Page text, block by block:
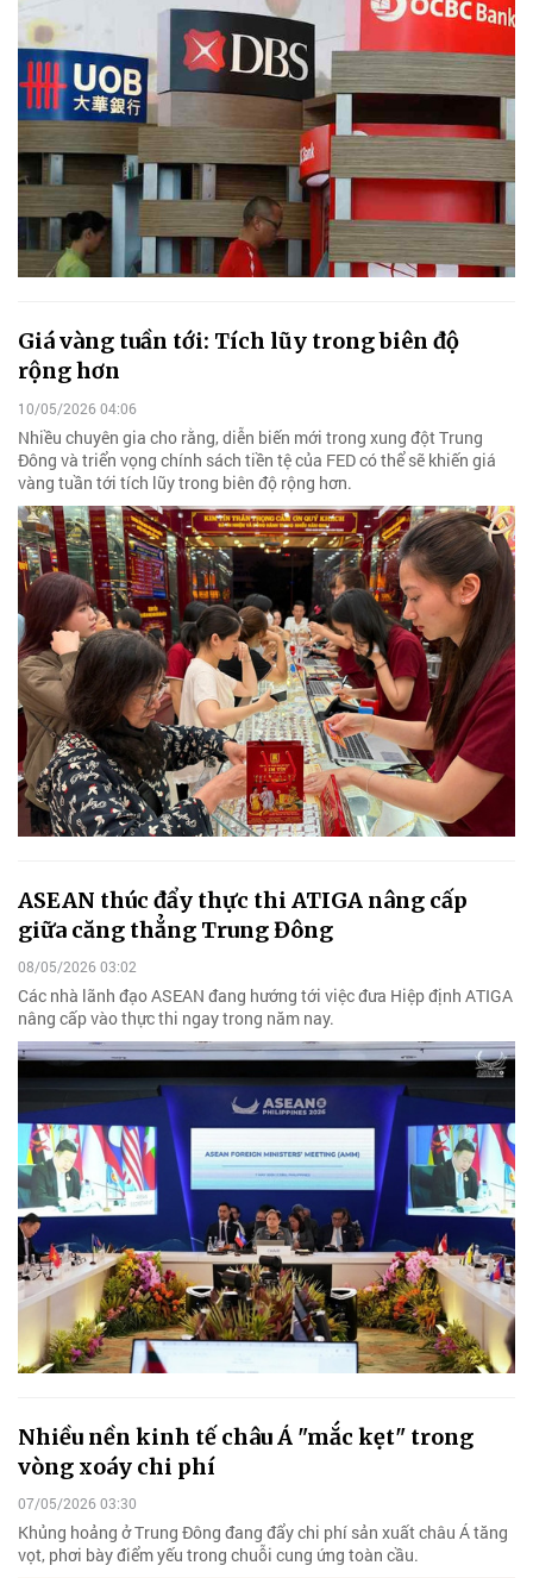
Giá vàng tuần tới: Tích lũy trong biên độ
rộng hơn
10/05/2026 04:06
Nhiều chuyên gia cho rằng, diễn biến mới trong xung đột Trung
Đông và triển vọng chính sách tiền tệ của FED có thể sẽ khiến giá
vàng tuần tới tích lũy trong biên độ rộng hơn.
ASEAN thúc đẩy thực thi ATIGA nâng cấp
giữa căng thẳng Trung Đông
08/05/2026 03:02
Các nhà lãnh đạo ASEAN đang hướng tới việc đưa Hiệp định ATIGA
nâng cấp vào thực thi ngay trong năm nay.
Nhiều nền kinh tế châu Á "mắc kẹt" trong
vòng xoáy chi phí
07/05/2026 03:30
Khủng hoảng ở Trung Đông đang đẩy chi phí sản xuất châu Á tăng
vọt, phơi bày điểm yếu trong chuỗi cung ứng toàn cầu.